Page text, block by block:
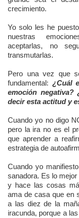
crecimiento.
Yo solo les he
nuestras
aceptarlas, no
transmutarlas.
Pero una vez que
fundamental: ¿Cuál
emoción negativa?
decir esta actitud y
Cuando yo no digo
pero la ira no es el
que aprender a
estrategia de
Cuando yo
sanadora. Es lo
y hace las cosas
ama de casa que en
a las diez de la
iracunda, porque a